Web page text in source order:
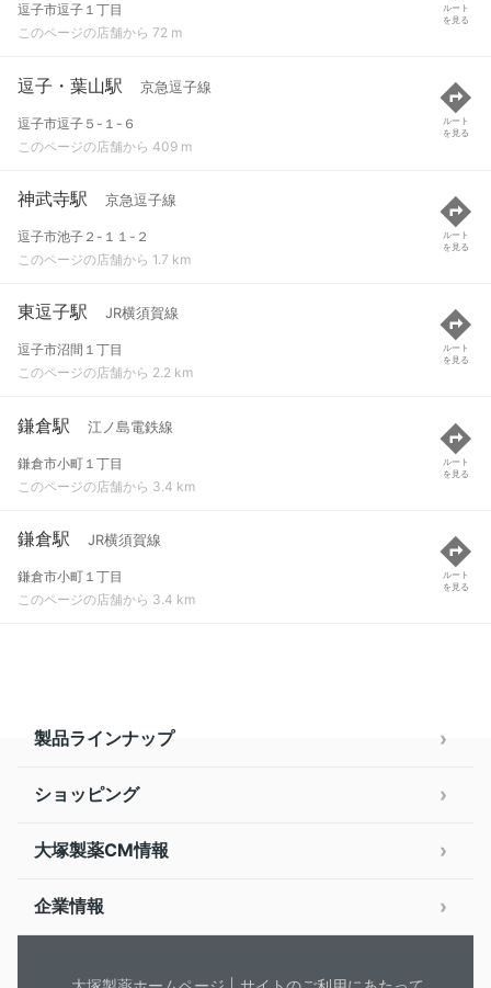
逗子市逗子１丁目
このページの店舗から 72 m
ルート
を見る
逗子・葉山駅 京急逗子線
逗子市逗子５-１-６
このページの店舗から 409 m
ルート
を見る
神武寺駅 京急逗子線
逗子市池子２-１１-２
このページの店舗から 1.7 km
ルート
を見る
東逗子駅 JR横須賀線
逗子市沼間１丁目
このページの店舗から 2.2 km
ルート
を見る
鎌倉駅 江ノ島電鉄線
鎌倉市小町１丁目
このページの店舗から 3.4 km
ルート
を見る
鎌倉駅 JR横須賀線
鎌倉市小町１丁目
このページの店舗から 3.4 km
ルート
を見る
製品ラインナップ
ショッピング
大塚製薬CM情報
企業情報